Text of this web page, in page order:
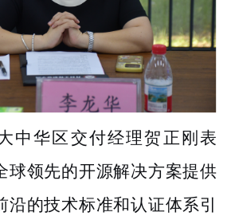
中华区交付经理贺正刚表
球领先的开源解决方案提供
沿的技术标准和认证体系引